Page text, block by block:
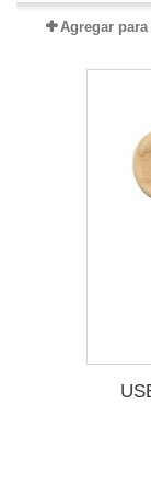
Agregar